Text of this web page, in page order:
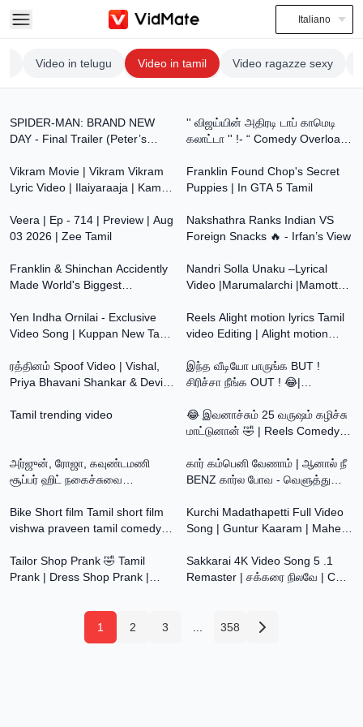
Italiano
Video in telugu Video in tamil Video ragazze sexy
SPIDER-MAN: BRAND NEW
DAY - Final Trailer (Peter’s
Cinemas July 30
'' விஜய்யின் அதிரடி டாப் காமெடி
கலாட்டா '' !- “ Comedy Overload
4:23
Vikram Movie | Vikram Vikram
Lyric Video | Ilaiyaraaja | Kamal
Song
20:14
Franklin Found Chop's Secret
Puppies | In GTA 5 Tamil
1:26
Veera | Ep - 714 | Preview | Aug
03 2026 | Zee Tamil
Nakshathra Ranks Indian VS
Foreign Snacks 🔥 - Irfan’s View
Franklin & Shinchan Accidently
Made World's Biggest
Shocking Life Story
3:39
Nandri Solla Unaku –Lyrical
Video |Marumalarchi |Mamotty
Tamil Hit Song
Yen Indha Ornilai - Exclusive
Video Song | Kuppan New Tamil
Music
10:49
Reels Alight motion lyrics Tamil
video Editing | Alight motion
14:20
ரத்தினம் Spoof Video | Vishal,
Priya Bhavani Shankar & Devi
41:35
இந்த வீடியோ பாருங்க BUT !
சிரிச்சா நீங்க OUT ! 😂|
Tamil | 4K
10:25
Tamil trending video
😂 இவனாச்சும் 25 வருஷம் கழிச்சு
மாட்டுனான் 🤣 | Reels Comedy
அர்ஜுன், ரோஜா, கவுண்டமணி
சூப்பர் ஹிட் நகைச்சுவை
Comedy#Funny Video
7:08
கார் கம்பெனி வேணாம் | ஆனால் நீ
BENZ கார்ல போவ - வெளுத்து
Bike Short film Tamil short film
vishwa praveen tamil comedy
tamil
4:43
Kurchi Madathapetti Full Video
Song | Guntur Kaaram | Mahesh
Thaman S
11:04
Tailor Shop Prank 🤣 Tamil
Prank | Dress Shop Prank |
5:01
Sakkarai 4K Video Song 5 .1
Remaster | சக்கரை நிலவே | CM
1
2 3 358